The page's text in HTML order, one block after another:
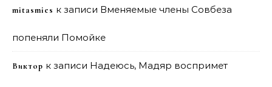
mitasmies к записи Вменяемые члены Совбеза
попеняли Помойке
Виктор к записи Надеюсь, Мадяр воспримет